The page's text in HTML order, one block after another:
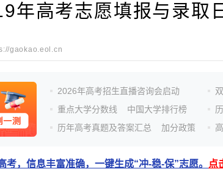
年高考志愿填报与录取
gaokao.eol.cn
2026年高考招生直播咨询会启动
重点大学分数线
中国大学排行榜
历年高考真题及答案汇总
加分政策
，信息丰富准确，一键生成“冲-稳-保”志愿。 点